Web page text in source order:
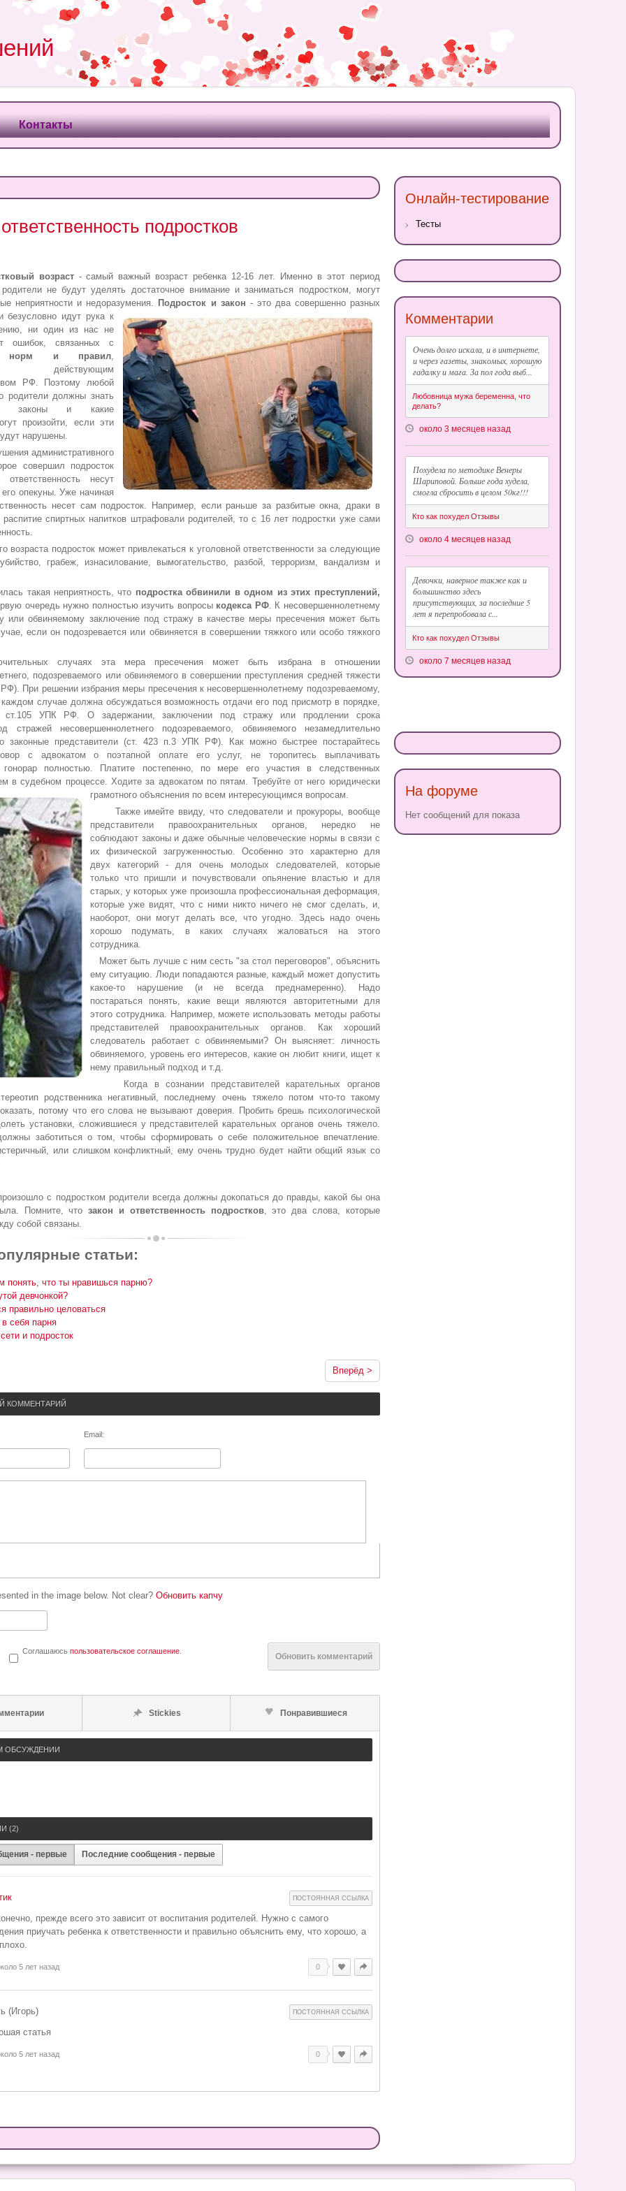
Контакты
для
ребенка
на грани
стать
в
себ…
мужчина
хочет с…
завоевать
к …
если
…
научить
дружи…
Как по глазам
понять, что…
Муж ушёл, но
вещи не заби…
Лечение чирия в
домашних …
Как
познакомиться в
интер…
Омоложение
лица гиалуроно…
Парень
сравнивает меня
с …
Кем лучше быть:
женой или…
мужчину, ч…
Что делать, если
муж изме…
Нужен ли
мобильны…
Как стать крутой
девчонко…
Психология
похудения
подростков
возраст- самый важный возраст ребенка 12-16 лет. Именно в этот период
не будут уделять достаточное внимание и заниматься подростком, могут
неприятности и недоразумения. Подросток и закон - это два совершенно разных
безусловно идут рука к
ни один из нас не
ошибок, связанных с
норм и правил,
действующим
РФ. Поэтому любой
родители должны знать
законы и какие
произойти, если эти
нарушены.
административного
совершил подросток
несут
опекуны. Уже начиная
несет сам подросток. Например, если раньше за разбитые окна, драки в
распитие спиртных напитков штрафовали родителей, то с 16 лет подростки уже сами
подросток может привлекаться к уголовной ответственности за следующие
грабеж, изнасилование, вымогательство, разбой, терроризм, вандализм и
такая неприятность, что подростка обвинили в одном из этих преступлений,
очередь нужно полностью изучить вопросы кодекса РФ. К несовершеннолетнему
или обвиняемому заключение под стражу в качестве меры пресечения может быть
если он подозревается или обвиняется в совершении тяжкого или особо тяжкого
случаях эта мера пресечения может быть избрана в отношении
подозреваемого или обвиняемого в совершении преступления средней тяжести
При решении избрания меры пресечения к несовершеннолетнему подозреваемому,
случае должна обсуждаться возможность отдачи его под присмотр в порядке,
ст.105 УПК РФ. О задержании, заключении под стражу или продлении срока
стражей несовершеннолетнего подозреваемого, обвиняемого незамедлительно
законные представители (ст. 423 п.3 УПК РФ). Как можно быстрее постарайтесь
с адвокатом о поэтапной оплате его услуг, не торопитесь выплачивать
гонорар полностью. Платите постепенно, по мере его участия в следственных
в судебном процессе. Ходите за адвокатом по пятам. Требуйте от него юридически
грамотного объяснения по всем интересующимся вопросам.
Также имейте ввиду, что следователи и прокуроры, вообще
представители правоохранительных органов, нередко не
соблюдают законы и даже обычные человеческие нормы в связи с
их физической загруженностью. Особенно это характерно для
двух категорий - для очень молодых следователей, которые
только что пришли и почувствовали опьянение властью и для
старых, у которых уже произошла профессиональная деформация,
которые уже видят, что с ними никто ничего не смог сделать, и,
наоборот, они могут делать все, что угодно. Здесь надо очень
хорошо подумать, в каких случаях жаловаться на этого
сотрудника.
Может быть лучше с ним сесть "за стол переговоров", объяснить
ему ситуацию. Люди попадаются разные, каждый может допустить
какое-то нарушение (и не всегда преднамеренно). Надо
постараться понять, какие вещи являются авторитетными для
этого сотрудника. Например, можете использовать методы работы
представителей правоохранительных органов. Как хороший
следователь работает с обвиняемыми? Он выясняет: личность
обвиняемого, уровень его интересов, какие он любит книги, ищет к
нему правильный подход и т.д.
Когда в сознании представителей карательных органов
родственника негативный, последнему очень тяжело потом что-то такому
потому что его слова не вызывают доверия. Пробить брешь психологической
установки, сложившиеся у представителей карательных органов очень тяжело.
заботиться о том, чтобы сформировать о себе положительное впечатление.
или слишком конфликтный, ему очень трудно будет найти общий язык со
с подростком родители всегда должны докопаться до правды, какой бы она
Помните, чтозакон и ответственность подростков, это два слова, которые
собой связаны.
статьи:
понять, что ты нравишься парню?
девчонкой?
правильно целоваться
себя парня
и подросток
Вперёд >
КОММЕНТАРИЙ
Email:
in the image below. Not clear?Обновить капчу
Обновить комментарий
Соглашаюсь пользовательское соглашение
Stickies Понравившиеся
ОБСУЖДЕНИИ
(2)
- первые Последние сообщения - первые
ПОСТОЯННАЯ ССЫЛКА
прежде всего это зависит от воспитания родителей. Нужно с самого
приучать ребенка к ответственности и правильно объяснить ему, что хорошо, а
5 лет назад 0
(Игорь) ПОСТОЯННАЯ ССЫЛКА
статья
5 лет назад 0
Онлайн-тестирование
Тесты
Комментарии
Очень долго искала, и в интернете,
и через газеты, знакомых, хорошую
гадалку и мага. За пол года выб...
Любовница мужа беременна, что
делать?
около 3 месяцев назад
Похудела по методике Венеры
Шариповой. Больше года худела,
смогла сбросить в целом 50кг!!!
Кто как похудел Отзывы
около 4 месяцев назад
Девочки, наверное также как и
большинство здесь
присутствующих, за последние 5
лет я перепробовала с...
Кто как похудел Отзывы
около 7 месяцев назад
На форуме
Нет сообщений для показа